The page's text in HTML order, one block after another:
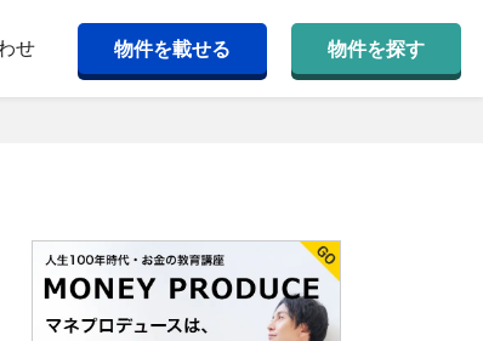
せ 物件を載せる 物件を探す